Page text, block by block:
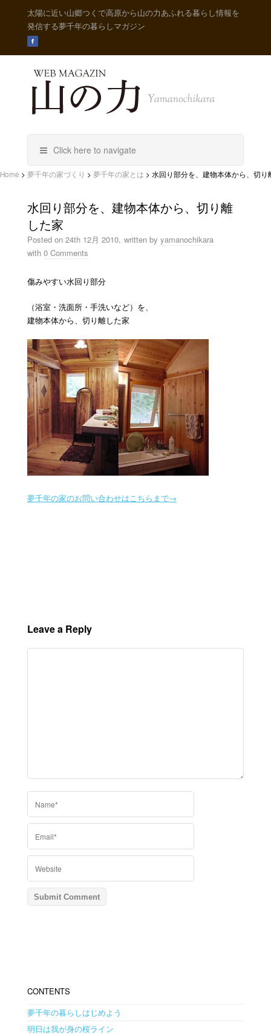
太陽に近い山郷つくで高原から山の力あふれる暮らし情報を
発信する夢千年の暮らしマガジン
Click here to navigate
Home > 夢千年の家づくり > 夢千年の家とは > 水回り部分を、建物本体から、切り
水回り部分を、建物本体から、切り離
した家
Posted on24th 12月 2010, written by yamanochikara
with 0 Comments
傷みやすい水回り部分
（浴室・洗面所・手洗いなど）を、
建物本体から、切り離した家
夢千年の家のお問い合わせはこちらまで→
Leave a Reply
CONTENTS
夢千年の暮らしはじめよう
明日は我が身の桜ライン